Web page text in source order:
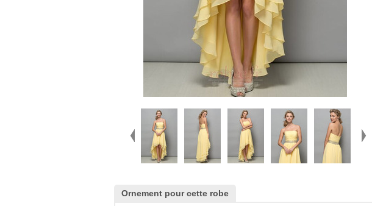
Ornement pour cette robe